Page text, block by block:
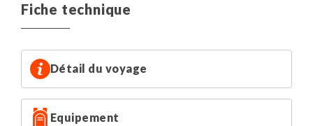
entre mer et montagnes, ses chambres confortables sont
climatisation. Cet établissement ne dispose pas de
piscine.
• 1 nuit à Olbia, en hôtel 3*
Situé au cœur d'Olbia, le centre névralgique des
Fiche technique
Détail du voyage
Equipement